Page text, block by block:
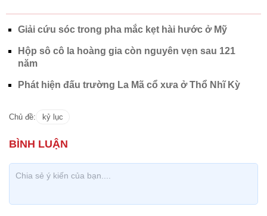
Giải cứu sóc trong pha mắc kẹt hài hước ở Mỹ
Hộp sô cô la hoàng gia còn nguyên vẹn sau 121
năm
Phát hiện đấu trường La Mã cổ xưa ở Thổ Nhĩ Kỳ
Chủ đề: kỷ lục